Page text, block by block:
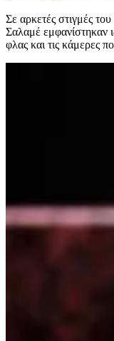
Σε αρκετές στιγμές
Σαλαμέ εμφανίστηκαν
φλας και τις κάμερες